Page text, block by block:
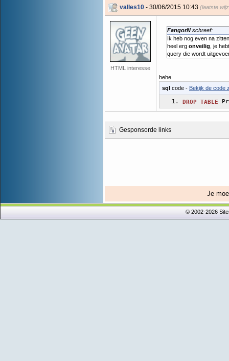
valles10 - 30/06/2015 10:43 (laatste
HTML interesse
FangorN schreef:
Ik heb nog even na
heel erg onveilig , je
query die wordt
hehe
sql code - Bekijk de code
DROP TABLE
Gesponsorde links
Je
© 2002-2026